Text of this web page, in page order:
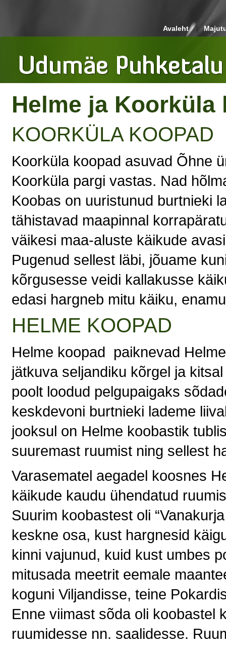
Avaleht
Helme ja Koorküla
KOORKÜLA KOOPAD
Koorküla koopad asuvad Õhne
Koorküla pargi vastas. Nad
Koobas on uuristunud burtnieki
tähistavad maapinnal
väikesi maa-aluste käikude
Pugenud sellest läbi, jõuame
kõrgusesse veidi kallakusse
edasi hargneb mitu käiku,
HELME KOOPAD
Helme koopad paiknevad
jätkuva seljandiku kõrgel ja
poolt loodud pelgupaigaks
keskdevoni burtnieki lademe
jooksul on Helme koobastik
suuremast ruumist ning sellest
Varasematel aegadel koosnes
käikude kaudu ühendatud
Suurim koobastest oli
keskne osa, kust hargnesid
kinni vajunud, kuid kust umbes
mitusada meetrit eemale
koguni Viljandisse, teine
Enne viimast sõda oli koobastel
ruumidesse nn. saalidesse.